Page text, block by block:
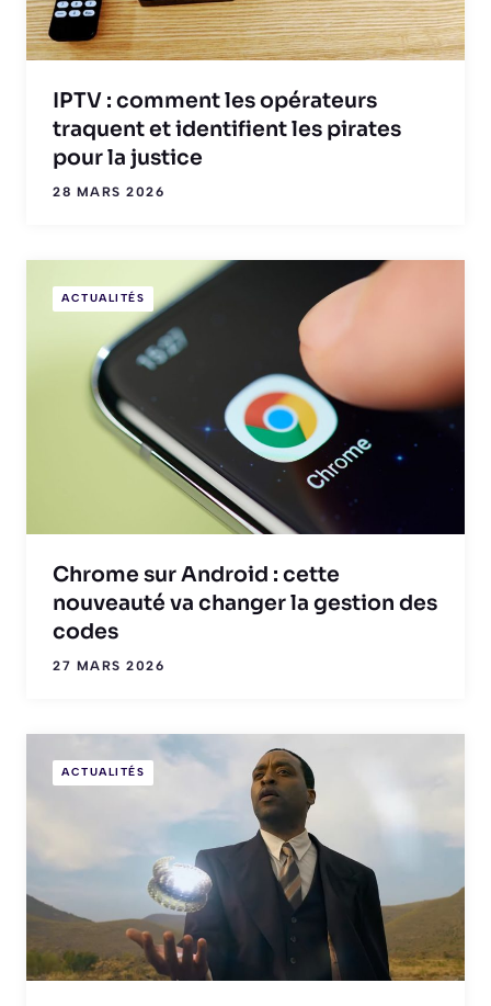
IPTV : comment les opérateurs
traquent et identifient les pirates
pour la justice
28 MARS 2026
ACTUALITÉS
Chrome sur Android : cette
nouveauté va changer la gestion des
codes
27 MARS 2026
ACTUALITÉS